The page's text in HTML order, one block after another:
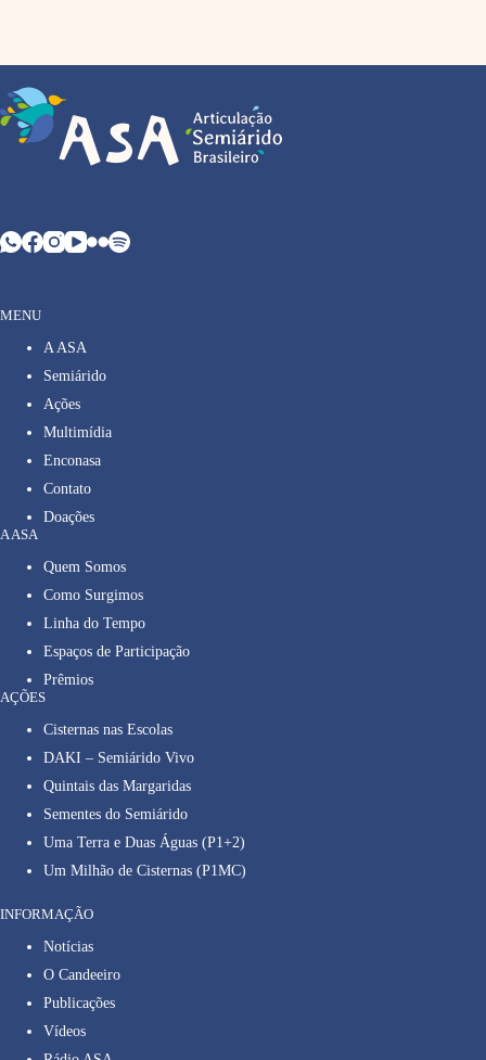
MENU
A ASA
Semiárido
Ações
Multimídia
Enconasa
Contato
Doações
A ASA
Quem Somos
Como Surgimos
Linha do Tempo
Espaços de Participação
Prêmios
AÇÕES
Cisternas nas Escolas
DAKI – Semiárido Vivo
Quintais das Margaridas
Sementes do Semiárido
Uma Terra e Duas Águas (P1+2)
Um Milhão de Cisternas (P1MC)
INFORMAÇÃO
Notícias
O Candeeiro
Publicações
Vídeos